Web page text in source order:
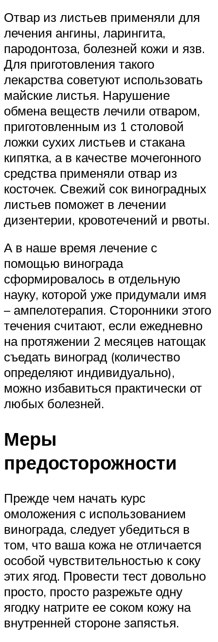
Отвар из листьев применяли для
лечения ангины, ларингита,
пародонтоза, болезней кожи и язв.
Для приготовления такого
лекарства советуют использовать
майские листья. Нарушение
обмена веществ лечили отваром,
приготовленным из 1 столовой
ложки сухих листьев и стакана
кипятка, а в качестве мочегонного
средства применяли отвар из
косточек. Свежий сок виноградных
листьев поможет в лечении
дизентерии, кровотечений и рвоты.
А в наше время лечение с
помощью винограда
сформировалось в отдельную
науку, которой уже придумали имя
– ампелотерапия. Сторонники этого
течения считают, если ежедневно
на протяжении 2 месяцев натощак
съедать виноград (количество
определяют индивидуально),
можно избавиться практически от
любых болезней.
Меры
предосторожности
Прежде чем начать курс
омоложения с использованием
винограда, следует убедиться в
том, что ваша кожа не отличается
особой чувствительностью к соку
этих ягод. Провести тест довольно
просто, просто разрежьте одну
ягодку натрите ее соком кожу на
внутренней стороне запястья.